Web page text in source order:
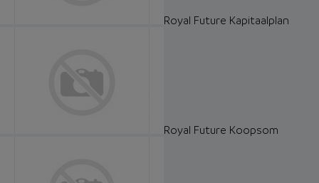
Royal Future Kapitaalplan
Royal Future Koopsom